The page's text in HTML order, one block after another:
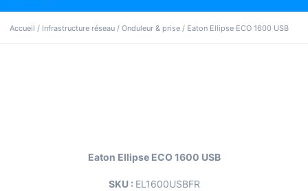
Accueil / Infrastructure réseau / Onduleur & prise / Eaton Ellipse ECO 1600 USB
Eaton Ellipse ECO 1600 USB
SKU : EL1600USBFR